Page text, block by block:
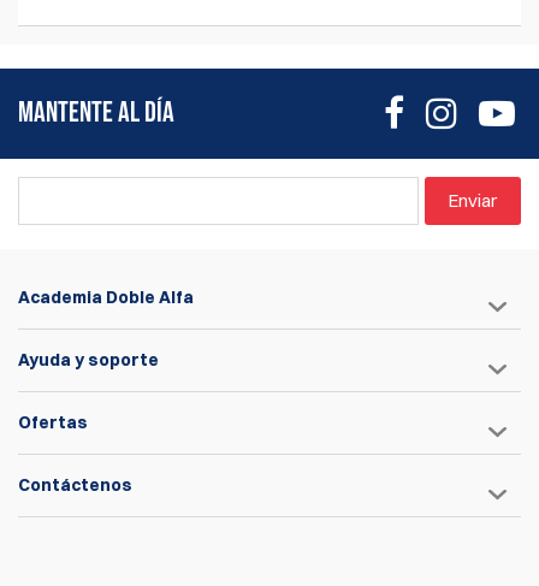
MANTENTE AL DÍA
Enviar
Academia Doble Alfa
Ayuda y soporte
Ofertas
Contáctenos